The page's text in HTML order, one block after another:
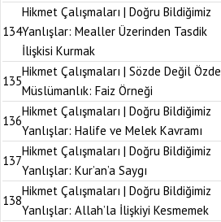
134
Hikmet Çalışmaları | Doğru Bildiğimiz
Yanlışlar: Mealler Üzerinden Tasdik
İlişkisi Kurmak
135
Hikmet Çalışmaları | Sözde Değil Özde
Müslümanlık: Faiz Örneği
136
Hikmet Çalışmaları | Doğru Bildiğimiz
Yanlışlar: Halife ve Melek Kavramı
137
Hikmet Çalışmaları | Doğru Bildiğimiz
Yanlışlar: Kur’an’a Saygı
138
Hikmet Çalışmaları | Doğru Bildiğimiz
Yanlışlar: Allah’la İlişkiyi Kesmemek